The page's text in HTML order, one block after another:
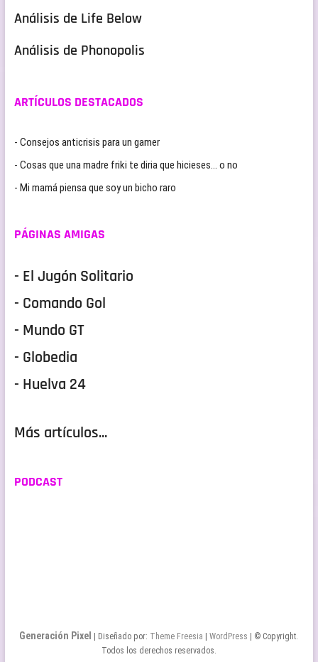
Análisis de Life Below
Análisis de Phonopolis
ARTÍCULOS DESTACADOS
- Consejos anticrisis para un gamer
- Cosas que una madre friki te diria que hicieses… o no
- Mi mamá piensa que soy un bicho raro
PÁGINAS AMIGAS
- El Jugón Solitario
- Comando Gol
- Mundo GT
- Globedia
- Huelva 24
Más artículos...
PODCAST
Generación Pixel | Diseñado por: Theme Freesia |WordPress
| © Copyright.
Todos los derechos reservados.